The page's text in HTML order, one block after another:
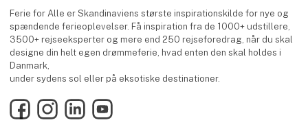
Ferie for Alle er Skandinaviens største inspirationskilde for nye og
spændende ferieoplevelser. Få inspiration fra de 1000+ udstillere,
3500+ rejseeksperter og mere end 250 rejseforedrag, når du skal
designe din helt egen drømmeferie, hvad enten den skal holdes i
Danmark,
under sydens sol eller på eksotiske destinationer.
FacebookInstagramLinkedInYouTube